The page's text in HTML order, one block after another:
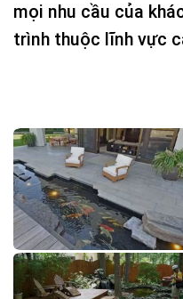
mọi nhu cầu của
trình thuộc lĩnh vực